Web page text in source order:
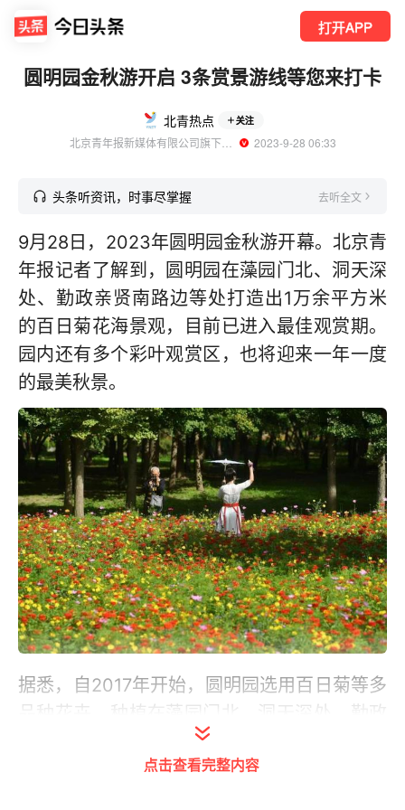
打开APP
圆明园金秋游开启 3条赏景游线等您来打卡
北青热点 关注
北京青年报新媒体有限公司旗下账号
  2023-9-28 06:33
头条听资讯，时事尽掌握 去听全文
9月28日，2023年圆明园金秋游开幕。北京青
年报记者了解到，圆明园在藻园门北、洞天深
处、勤政亲贤南路边等处打造出1万余平方米
的百日菊花海景观，目前已进入最佳观赏期。
园内还有多个彩叶观赏区，也将迎来一年一度
的最美秋景。
据悉，自2017年开始，圆明园选用百日菊等多
品种花卉，种植在藻园门北、洞天深处、勤政
亲贤南路边等处。经过多年精心养护，现已形
成1万余平方米如油画般的花海、花带。圆明
点击查看完整内容